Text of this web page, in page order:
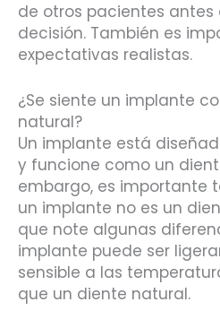
de otros pacientes antes
decisión. También es
expectativas realistas.
¿Se siente un implante
natural?
Un implante está
y funcione como un
embargo, es importante
un implante no es un
que note algunas
implante puede ser
sensible a las
que un diente natural.